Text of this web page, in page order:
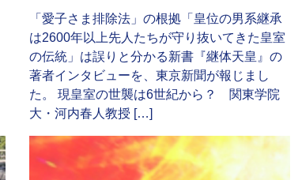
「愛子さま排除法」の根拠「皇位の男系継承
は2600年以上先人たちが守り抜いてきた皇室
の伝統」は誤りと分かる新書『継体天皇』の
著者インタビューを、東京新聞が報じまし
た。 現皇室の世襲は6世紀から？ 関東学院
大・河内春人教授 […]